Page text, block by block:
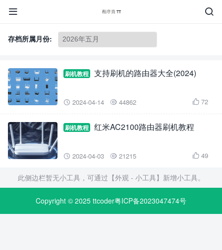


存档所属月份:
刷机教程 支持刷机的路由器大全(2024)
 2024-04-14  44862  72
刷机教程 红米AC2100路由器刷机教程
 2024-04-03  21215  49
此侧边栏暂无小工具，可通过【外观 - 小工具】新增小工具。
Copyright © 2025 ttcoder粤ICP备2023047474号